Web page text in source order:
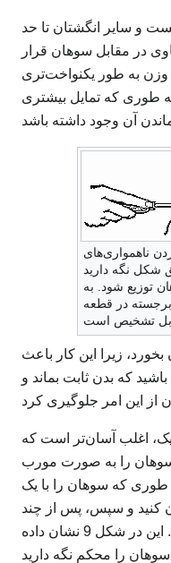
انگشت شست و سایر انگشتان تا حد
در مقابل سوهان قرار
وزن به طور یکنواخت‌تری
طوری که تمایل بیشتری
زدن ناهمواری‌های
شکل نگه دارید
توزیع شود. به
در قطعه
بخورد، زیرا این کار باعث
که بدن ثابت بماند و
اغلب آسان‌تر است که
را به صورت مورب
طوری که سوهان را با یک
و سپس، پس از چند
ضربه، به جلو و راست حرکت دهید. این در شکل 9 نشان داده